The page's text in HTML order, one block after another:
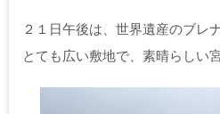
２１日午後は、世界遺産のブレ
とても広い敷地で、素晴らしい